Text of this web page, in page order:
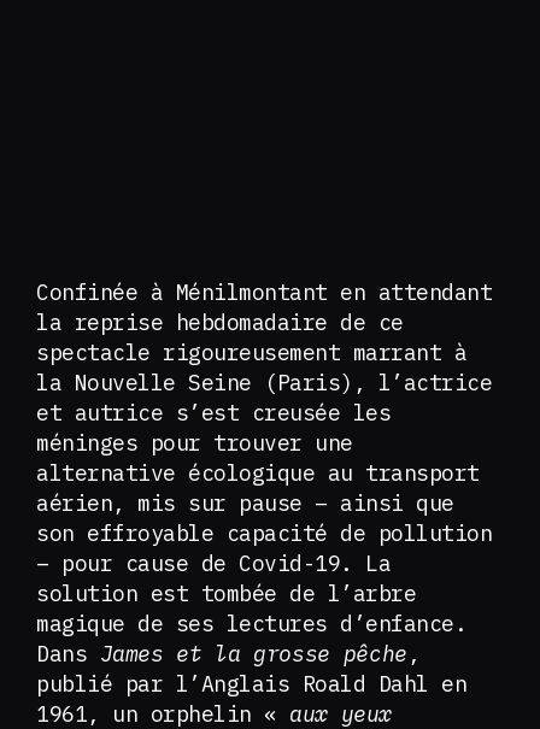
Confinée à Ménilmontant en attendant
la reprise hebdomadaire de ce
spectacle rigoureusement marrant à
la Nouvelle Seine (Paris), l’actrice
et autrice s’est creusée les
méninges pour trouver une
alternative écologique au transport
aérien, mis sur pause – ainsi que
son effroyable capacité de pollution
– pour cause de Covid-19. La
solution est tombée de l’arbre
magique de ses lectures d’enfance.
Dans James et la grosse pêche ,
publié par l’Anglais Roald Dahl en
1961, un orphelin « aux yeux